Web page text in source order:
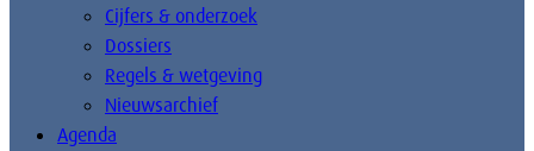
Cijfers & onderzoek
Dossiers
Regels & wetgeving
Nieuwsarchief
Agenda